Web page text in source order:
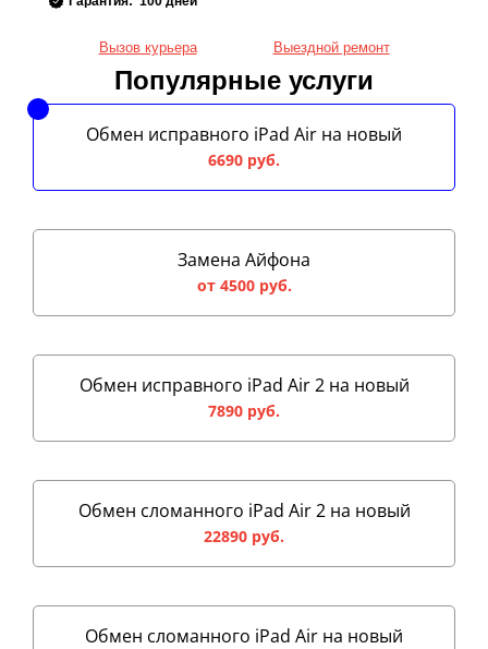
Вызов курьера Выездной ремонт
Популярные услуги
Обмен исправного iPad Air на новый
6690 руб.
Замена Айфона
от 4500 руб.
Обмен исправного iPad Air 2 на новый
7890 руб.
Обмен сломанного iPad Air 2 на новый
22890 руб.
Обмен сломанного iPad Air на новый